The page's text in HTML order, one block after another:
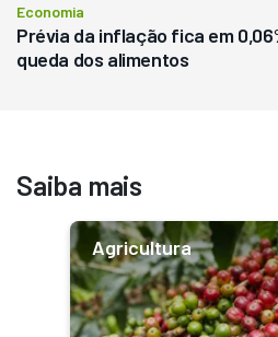
Economia
Prévia da inflação fica em
queda dos alimentos
Saiba mais
Agricultura